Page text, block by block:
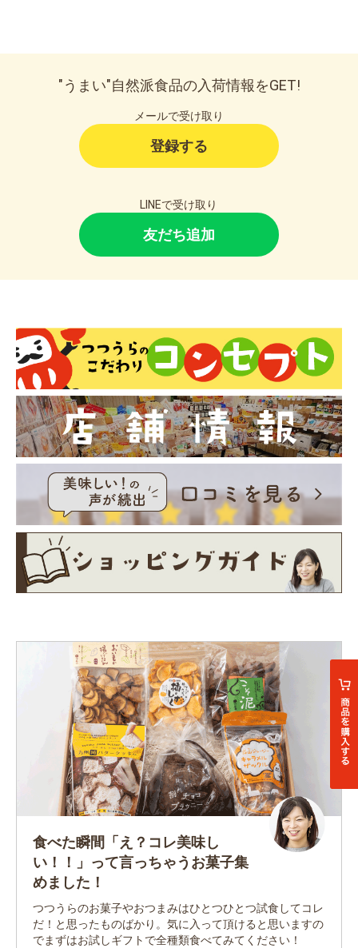
"うまい"自然派食品の入荷情報をGET!
メールで受け取り
登録する
LINEで受け取り
友だち追加
食べた瞬間「え？コレ美味し
い！！」って言っちゃうお菓子集
めました！
つつうらのお菓子やおつまみはひとつひとつ試食してコレ
だ！と思ったものばかり。気に入って頂けると思いますの
でまずはお試しギフトで全種類食べてみてください！